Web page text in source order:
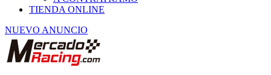
NUEVO ANUNCIO